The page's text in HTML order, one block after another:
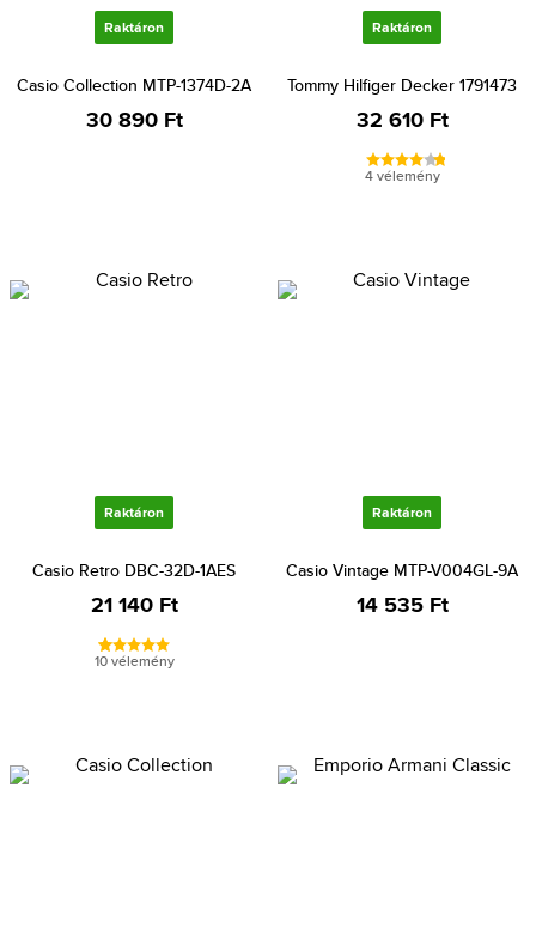
Raktáron
Casio Collection MTP-1374D-2A
30 890 Ft
Raktáron
Tommy Hilfiger Decker 1791473
32 610 Ft
4 vélemény
Raktáron
Casio Retro DBC-32D-1AES
21 140 Ft
10 vélemény
Raktáron
Casio Vintage MTP-V004GL-9A
14 535 Ft